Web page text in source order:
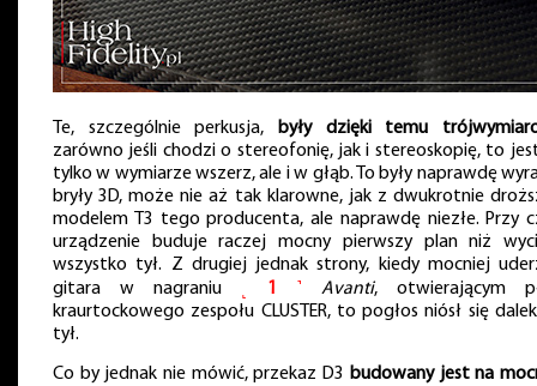
Te, szczególnie perkusja,
były dzięki temu
zarówno jeśli chodzi o stereofonię, jak i stereoskopię, to
tylko w wymiarze wszerz, ale i w głąb. To były naprawdę
bryły 3D, może nie aż tak klarowne, jak z dwukrotnie
modelem T3 tego producenta, ale naprawdę niezłe. Przy
urządzenie buduje raczej mocny pierwszy plan niż
wszystko tył. Z drugiej jednak strony, kiedy mocniej
gitara w nagraniu
1 ˺ Avanti, otwierającym
kraurtockowego zespołu CLUSTER, to pogłos niósł się
tył.
Co by jednak nie mówić, przekaz D3 budowany jest na